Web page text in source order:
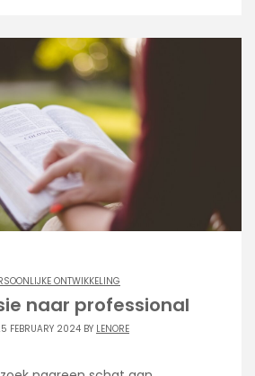
ONTWIKKELING
naar professional
FEBRUARY 2024 BY LENORE